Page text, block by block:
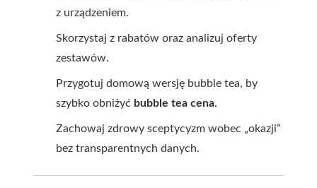
z urządzeniem.
Skorzystaj z rabatów oraz analizuj oferty
zestawów.
Przygotuj domową wersję bubble tea, by
szybko obniżyć bubble tea cena.
Zachowaj zdrowy sceptycyzm wobec „okazji”
bez transparentnych danych.